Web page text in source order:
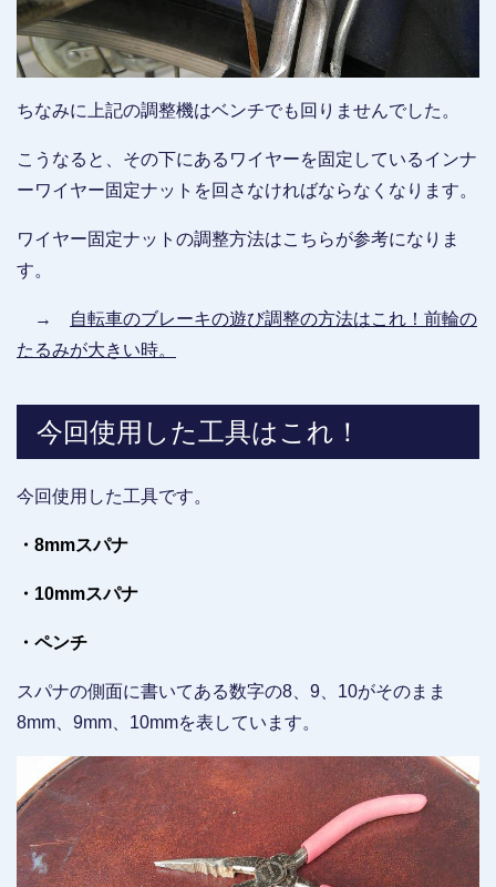
ちなみに上記の調整機はベンチでも回りませんでした。
こうなると、その下にあるワイヤーを固定しているインナ
ーワイヤー固定ナットを回さなければならなくなります。
ワイヤー固定ナットの調整方法はこちらが参考になりま
す。
→
自転車のブレーキの遊び調整の方法はこれ！前輪の
たるみが大きい時。
今回使用した工具はこれ！
今回使用した工具です。
・8mmスパナ
・10mmスパナ
・ペンチ
スパナの側面に書いてある数字の8、9、10がそのまま
8mm、9mm、10mmを表しています。